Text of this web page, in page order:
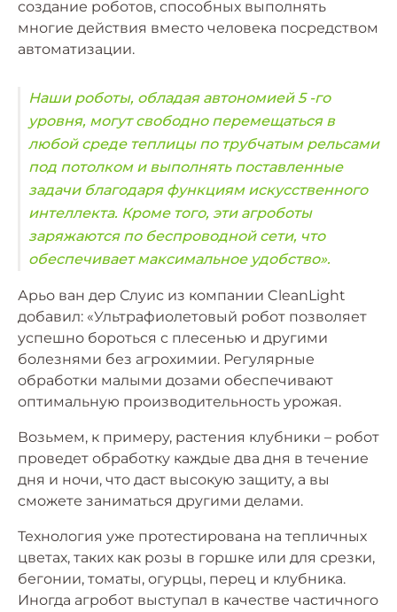
создание роботов, способных выполнять
многие действия вместо человека посредством
автоматизации.
Наши роботы, обладая автономией 5 -го
уровня, могут свободно перемещаться в
любой среде теплицы по трубчатым рельсами
под потолком и выполнять поставленные
задачи благодаря функциям искусственного
интеллекта. Кроме того, эти агроботы
заряжаются по беспроводной сети, что
обеспечивает максимальное удобство».
Арьо ван дер Слуис из компании CleanLight
добавил: «Ультрафиолетовый робот позволяет
успешно бороться с плесенью и другими
болезнями без агрохимии. Регулярные
обработки малыми дозами обеспечивают
оптимальную производительность урожая.
Возьмем, к примеру, растения клубники – робот
проведет обработку каждые два дня в течение
дня и ночи, что даст высокую защиту, а вы
сможете заниматься другими делами.
Технология уже протестирована на тепличных
цветах, таких как розы в горшке или для срезки,
бегонии, томаты, огурцы, перец и клубника.
Иногда агробот выступал в качестве частичного